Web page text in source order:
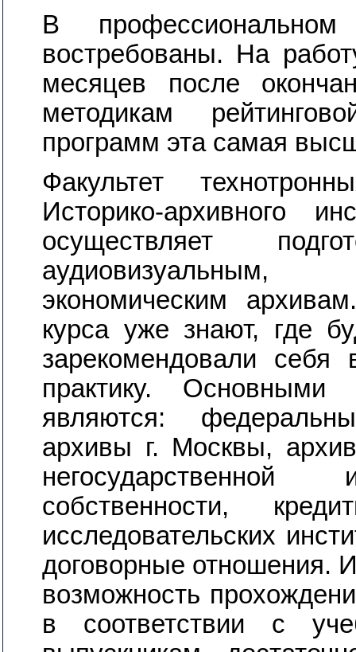
В
востребованы. На
месяцев после
методикам
программ эта самая
Факультет
Историко-архивного
осуществляет
экономическим
курса уже знают, где
зарекомендовали себя
практику. Основными
являются:
архивы г. Москвы,
собственности,
исследовательских
договорные отношения.
возможность
в соответствии с